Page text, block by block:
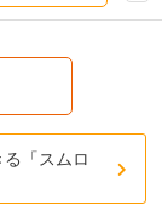
「スムロ